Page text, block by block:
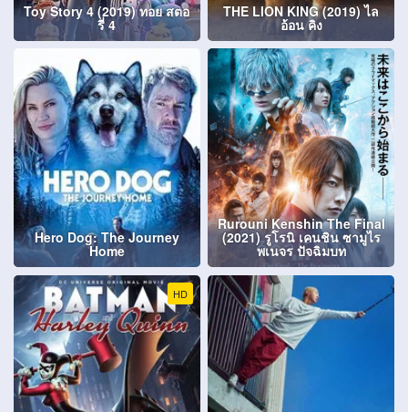
Toy Story 4 (2019) ทอย สตอ
รี่ 4
THE LION KING (2019) ไล
อ้อน คิง
Hero Dog: The Journey
Home
Rurouni Kenshin The Final
(2021) รูโรนิ เคนชิน ซามูไร
พเนจร ปัจฉิมบท
HD